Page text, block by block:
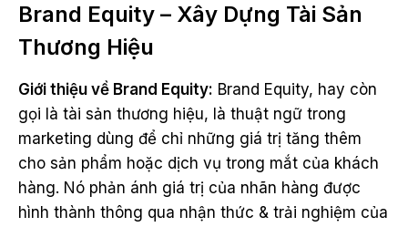
Brand Equity – Xây Dựng Tài Sản
Thương Hiệu
Giới thiệu về Brand Equity: Brand Equity, hay còn
gọi là tài sản thương hiệu, là thuật ngữ trong
marketing dùng để chỉ những giá trị tăng thêm
cho sản phẩm hoặc dịch vụ trong mắt của khách
hàng. Nó phản ánh giá trị của nhãn hàng được
hình thành thông qua nhận thức & trải nghiệm của